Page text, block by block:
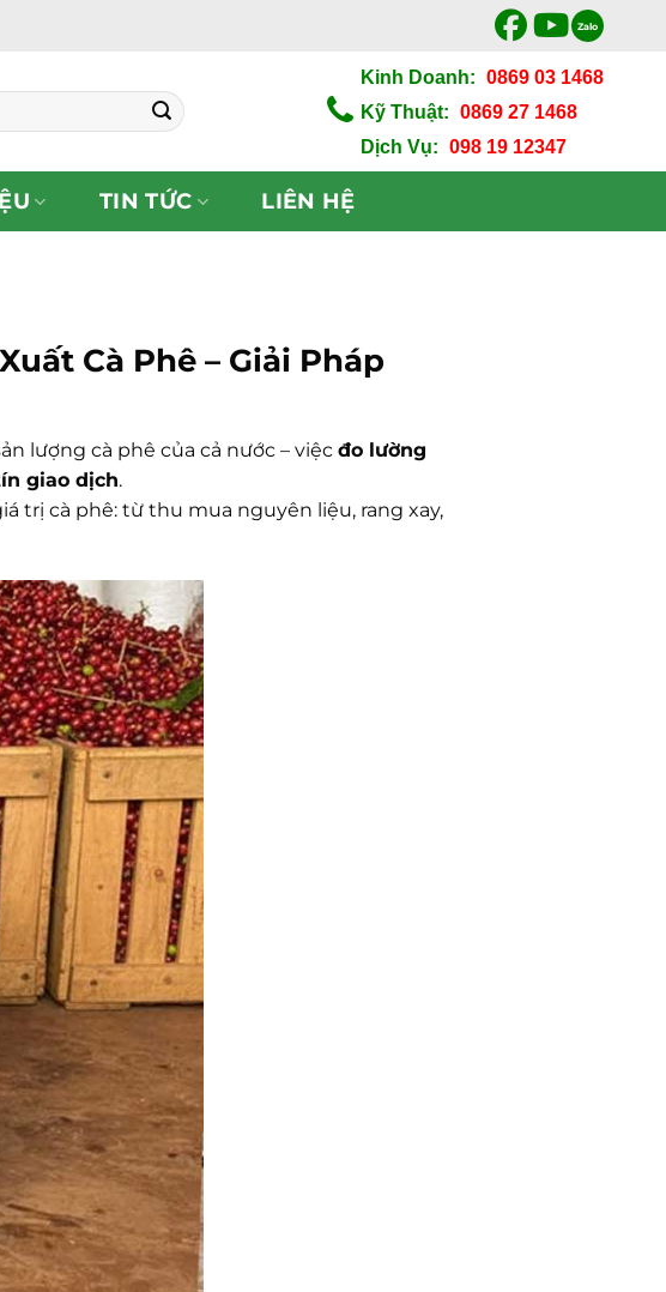
Zalo
Kinh Doanh: 0869 03 1468
Kỹ Thuật: 0869 27 1468
Dịch Vụ: 098 19 12347
TIN TỨC LIÊN HỆ
Cà Phê – Giải Pháp
lượng cà phê của cả nước – việc đo lường
giao dịch.
trị cà phê: từ thu mua nguyên liệu, rang xay,